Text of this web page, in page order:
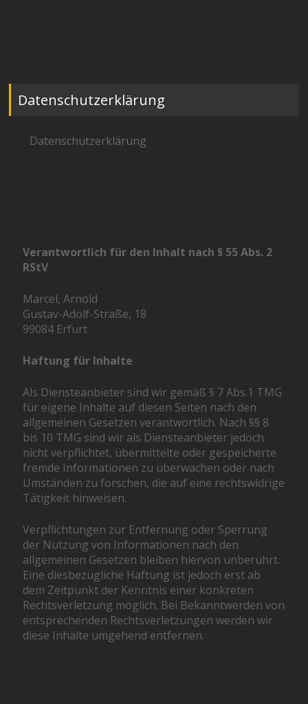
Datenschutzerklärung
Datenschutzerklärung
Verantwortlich für den Inhalt nach § 55 Abs. 2
RStV
Marcel, Arnold
Gustav-Adolf-Straße, 18
99084 Erfurt
Haftung für Inhalte
Als Diensteanbieter sind wir gemäß § 7 Abs.1 TMG
für eigene Inhalte auf diesen Seiten nach den
allgemeinen Gesetzen verantwortlich. Nach §§ 8
bis 10 TMG sind wir als Diensteanbieter jedoch
nicht verpflichtet, übermittelte oder gespeicherte
fremde Informationen zu überwachen oder nach
Umständen zu forschen, die auf eine rechtswidrige
Tätigkeit hinweisen.
Verpflichtungen zur Entfernung oder Sperrung
der Nutzung von Informationen nach den
allgemeinen Gesetzen bleiben hiervon unberührt.
Eine diesbezügliche Haftung ist jedoch erst ab
dem Zeitpunkt der Kenntnis einer konkreten
Rechtsverletzung möglich. Bei Bekanntwerden von
entsprechenden Rechtsverletzungen werden wir
diese Inhalte umgehend entfernen.